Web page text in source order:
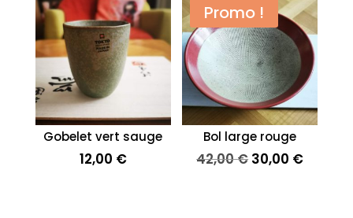
Gobelet vert sauge
12,00 €
Promo !
Bol large rouge
42,00€ Le
30,00 €Le